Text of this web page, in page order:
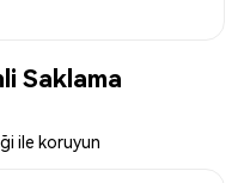
Saklama
ile koruyun